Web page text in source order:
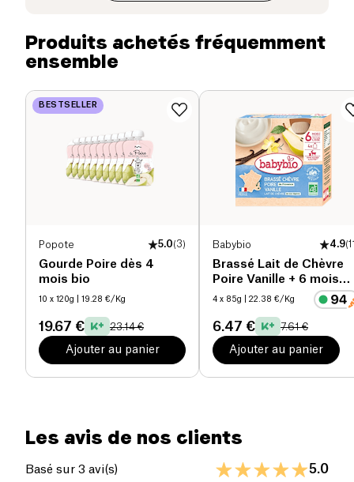
Produits achetés fréquemment
ensemble
BESTSELLER
Popote 5.0(3)
Gourde Poire dès 4
mois bio
10 x 120g | 19.28 €/Kg
19.67 € 23.14 €
Ajouter au panier
Babybio 4.9(
Brassé Lait de Chèvre
Poire Vanille + 6 mois
bio
4 x 85g | 22.38 €/Kg
6.47 € 7.61 €
Ajouter au panier
Fibres alimentaires (g)
Protéines (g) 0.8 g
0 g
Les avis de nos clients
Basé sur 3 avi(s) 5.0